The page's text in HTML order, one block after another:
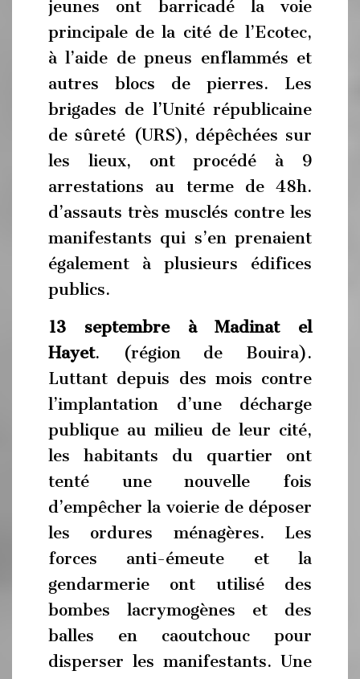
jeunes ont barricadé la voie
principale de la cité de l’Ecotec,
à l’aide de pneus enflammés et
autres blocs de pierres. Les
brigades de l’Unité républicaine
de sûreté (URS), dépêchées sur
les lieux, ont procédé à 9
arrestations au terme de 48h.
d’assauts très musclés contre les
manifestants qui s’en prenaient
également à plusieurs édifices
publics.
13 septembre à Madinat el
Hayet. (région de Bouira).
Luttant depuis des mois contre
l’implantation d’une décharge
publique au milieu de leur cité,
les habitants du quartier ont
tenté une nouvelle fois
d’empêcher la voierie de déposer
les ordures ménagères. Les
forces anti-émeute et la
gendarmerie ont utilisé des
bombes lacrymogènes et des
balles en caoutchouc pour
disperser les manifestants. Une